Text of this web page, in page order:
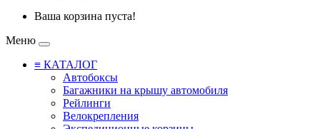
Ваша корзина пуста!
Меню
≡ КАТАЛОГ
Автобоксы
Багажники на крышу автомобиля
Рейлинги
Велокрепления